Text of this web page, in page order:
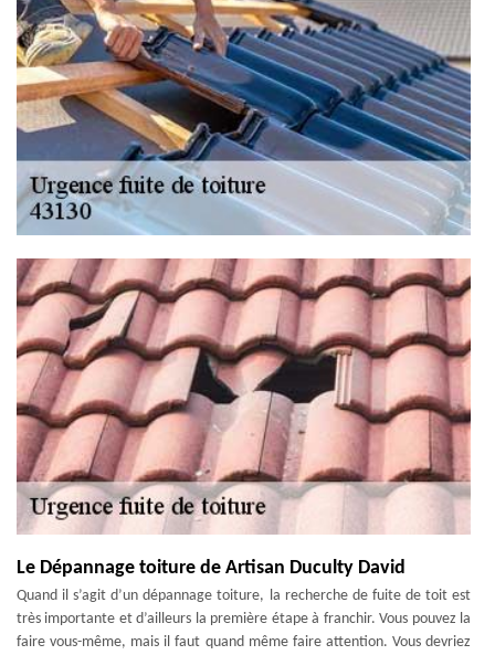
Le Dépannage toiture de Artisan Duculty David
Quand il s’agit d’un dépannage toiture, la recherche de fuite de toit est
très importante et d’ailleurs la première étape à franchir. Vous pouvez la
faire vous-même, mais il faut quand même faire attention. Vous devriez